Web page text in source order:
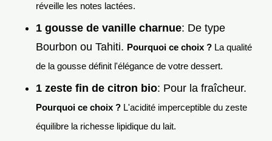
réveille les notes lactées.
1 gousse de vanille charnue: De type
Bourbon ou Tahiti. Pourquoi ce choix ? La qualité
de la gousse définit l'élégance de votre dessert.
1 zeste fin de citron bio: Pour la fraîcheur.
Pourquoi ce choix ? L'acidité imperceptible du zeste
équilibre la richesse lipidique du lait.